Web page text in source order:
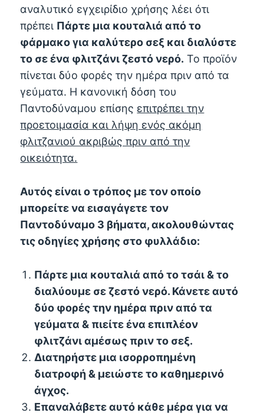
αναλυτικό εγχειρίδιο χρήσης λέει ότι
πρέπει Πάρτε μια κουταλιά από το
φάρμακο για καλύτερο σεξ και διαλύστε
το σε ένα φλιτζάνι ζεστό νερό. Το προϊόν
πίνεται δύο φορές την ημέρα πριν από τα
γεύματα. Η κανονική δόση του
Παντοδύναμου επίσης επιτρέπει την
προετοιμασία και λήψη ενός ακόμη
φλιτζανιού ακριβώς πριν από την
οικειότητα.
Αυτός είναι ο τρόπος με τον οποίο
μπορείτε να εισαγάγετε τον
Παντοδύναμο 3 βήματα, ακολουθώντας
τις οδηγίες χρήσης στο φυλλάδιο:
Πάρτε μια κουταλιά από το τσάι & το
διαλύουμε σε ζεστό νερό. Κάνετε αυτό
δύο φορές την ημέρα πριν από τα
γεύματα & πιείτε ένα επιπλέον
φλιτζάνι αμέσως πριν το σεξ.
Διατηρήστε μια ισορροπημένη
διατροφή & μειώστε το καθημερινό
άγχος.
Επαναλάβετε αυτό κάθε μέρα για να